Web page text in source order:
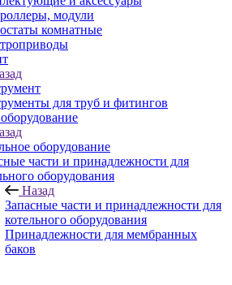
модули
комнатные
для труб и фитингов
оборудование
части и принадлежности для
оборудования
Назад
Запасные части и принадлежности для
котельного оборудования
Принадлежности для мембранных
баков